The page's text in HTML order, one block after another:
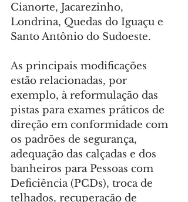
Cianorte, Jacarezinho,
Londrina, Quedas do Iguaçu e
Santo Antônio do Sudoeste.
As principais modificações
estão relacionadas, por
exemplo, à reformulação das
pistas para exames práticos de
direção em conformidade com
os padrões de segurança,
adequação das calçadas e dos
banheiros para Pessoas com
Deficiência (PCDs), troca de
telhados, recuperação de